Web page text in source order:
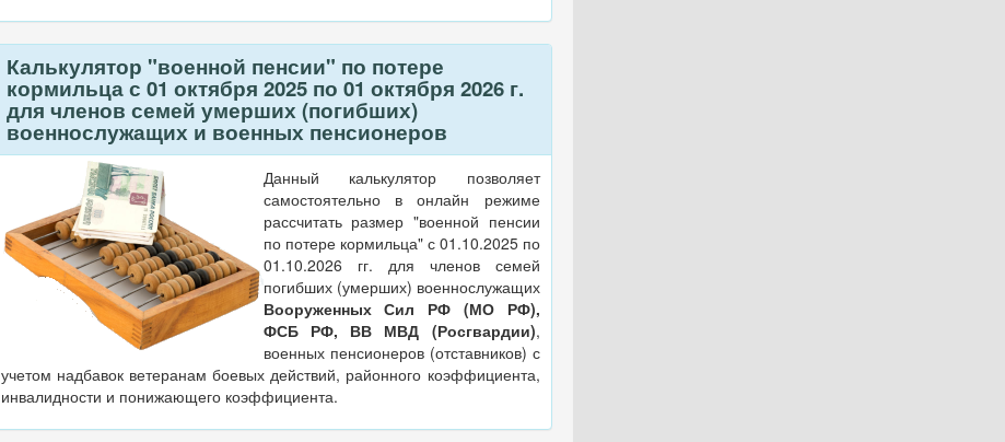
Калькулятор "военной пенсии" по потере
кормильца с 01 октября 2025 по 01 октября 2026 г.
для членов семей умерших (погибших)
военнослужащих и военных пенсионеров
Данный калькулятор позволяет
самостоятельно в онлайн режиме
рассчитать размер "военной пенсии
по потере кормильца" с 01.10.2025 по
01.10.2026 гг. для членов семей
погибших (умерших) военнослужащих
Вооруженных Сил РФ (МО РФ),
ФСБ РФ, ВВ МВД (Росгвардии),
военных пенсионеров (отставников) с
учетом надбавок ветеранам боевых действий, районного коэффициента,
инвалидности и понижающего коэффициента.